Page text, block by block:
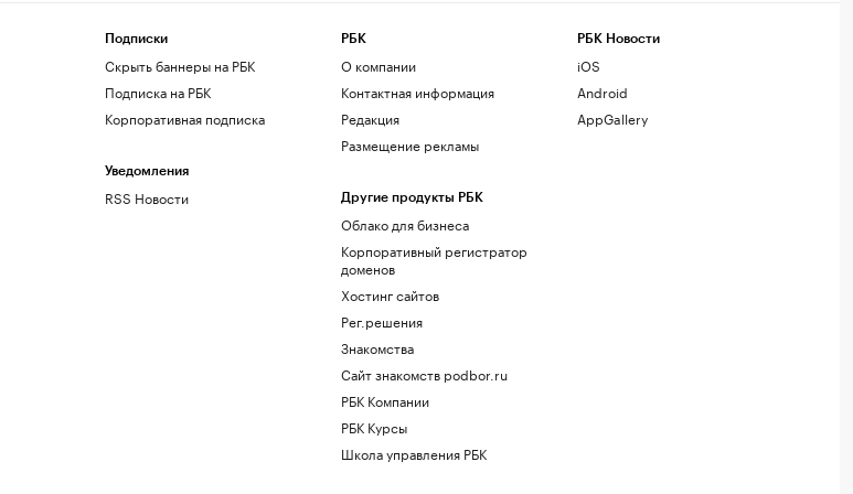
Подписки
Скрыть баннеры на РБК
Подписка на РБК
Корпоративная подписка
Уведомления
RSS Новости
РБК
О компании
Контактная информация
Редакция
Размещение рекламы
Другие продукты РБК
Облако для бизнеса
Корпоративный регистратор
доменов
Хостинг сайтов
Рег.решения
Знакомства
Сайт знакомств podbor.ru
РБК Компании
РБК Курсы
Школа управления РБК
РБК Новости
iOS
Android
AppGallery